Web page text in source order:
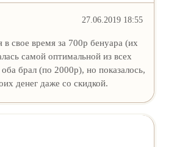
27.06.2019 18:55
свое время за 700р бенуара (их
самой оптимальной из всех
брал (по 2000р), но показалось,
денег даже со скидкой.